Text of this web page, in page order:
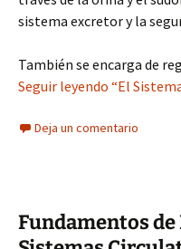
sistema excretor y la
También se encarga de
Seguir leyendo “El
Deja un comentario
Fundamentos